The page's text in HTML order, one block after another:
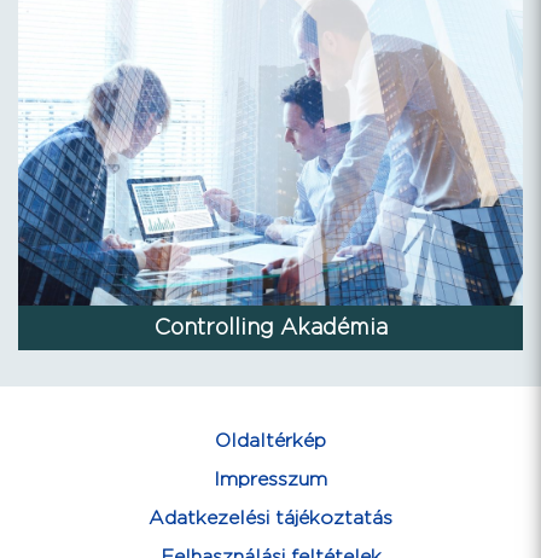
Controlling Akadémia
Oldaltérkép
Impresszum
Adatkezelési tájékoztatás